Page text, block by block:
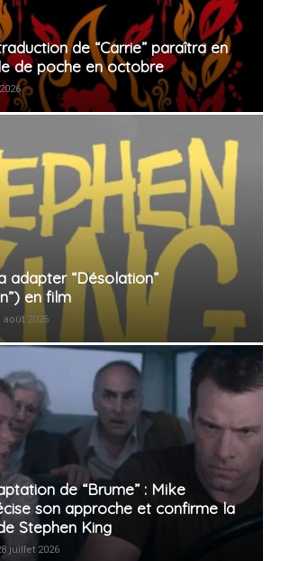
de “Carrie” paraîtra en
de poche en octobre
adapter “Désolation”
en film
août 2026
de “Brume” : Mike
son approche et confirme la
Stephen King
juillet 2026